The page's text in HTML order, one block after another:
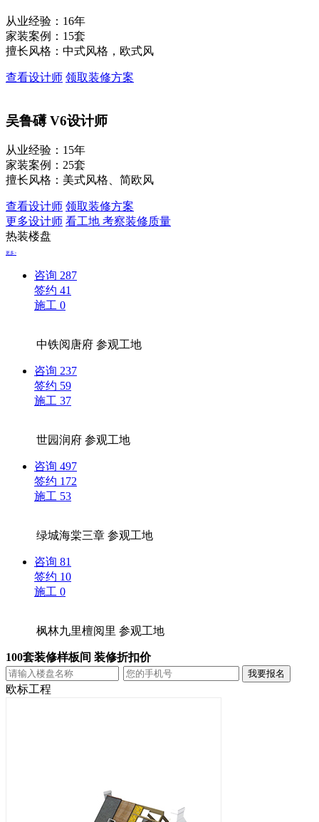
从业经验：16年
家装案例：15套
擅长风格：中式风格，欧式风
查看设计师 领取装修方案
吴鲁礡V6设计师
从业经验：15年
家装案例：25套
擅长风格：美式风格、简欧风
查看设计师 领取装修方案
更多设计师 看工地 考察装修质量
热装楼盘
更多>
咨询 287
签约 41
施工 0
中铁阅唐府参观工地
咨询 237
签约 59
施工 37
世园润府参观工地
咨询 497
签约 172
施工 53
绿城海棠三章参观工地
咨询 81
签约 10
施工 0
枫林九里檀阅里参观工地
100套装修样板间 装修折扣价
欧标工程